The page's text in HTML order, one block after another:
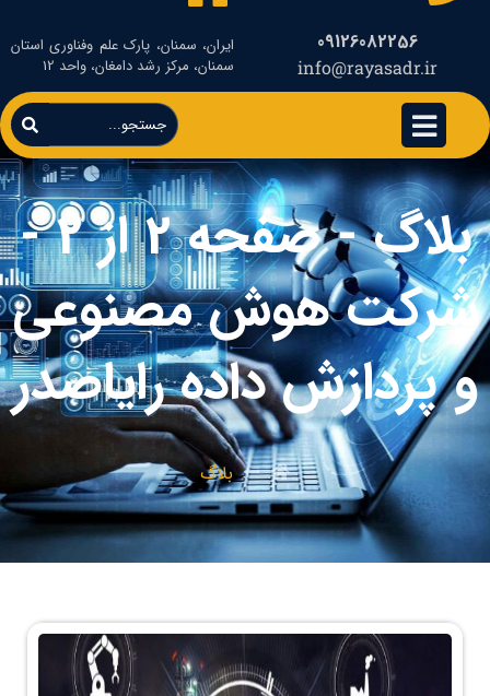
09126082256
info@rayasadr.ir
ایران، سمنان، پارک علم وفناوری استان
سمنان، مرکز رشد دامغان، واحد 12
بلاگ - صفحه 2 از 2 -
شرکت هوش مصنوعی
و پردازش داده رایاصدر
بلاگ